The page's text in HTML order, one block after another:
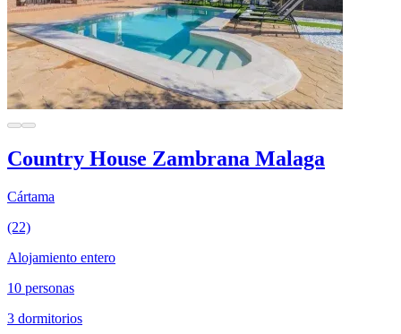
Country House Zambrana Malaga
Cártama
(22)
Alojamiento entero
10 personas
3 dormitorios